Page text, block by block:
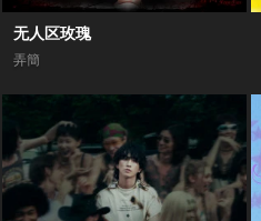
无人区玫瑰
弄簡